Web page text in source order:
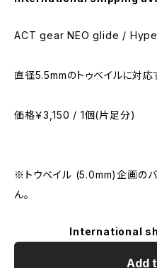
ACT gear NEO glide /
直径5.5mmのトゥベイルに対応
価格￥3,150 / 1個(片足分)
※トウベイル (5.0mm)企画のバ
ん。
International
Add